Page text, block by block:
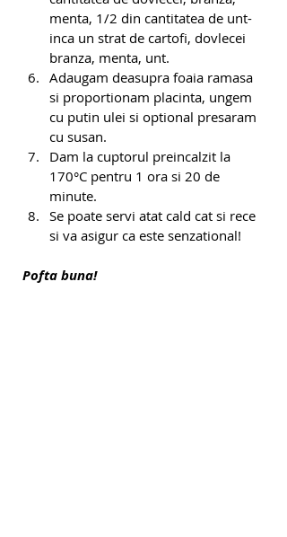
menta, 1/2 din cantitatea de unt-
inca un strat de cartofi, dovlecei
branza, menta, unt.
Adaugam deasupra foaia ramasa
si proportionam placinta, ungem
cu putin ulei si optional presaram
cu susan.
Dam la cuptorul preincalzit la
170°C pentru 1 ora si 20 de
minute.
Se poate servi atat cald cat si rece
si va asigur ca este senzational!
Pofta buna!